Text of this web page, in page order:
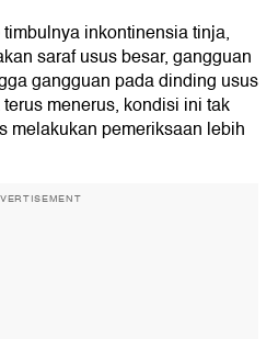
inkontinensia tinja,
saraf usus besar, gangguan
gangguan pada dinding usus
menerus, kondisi ini tak
melakukan pemeriksaan lebih